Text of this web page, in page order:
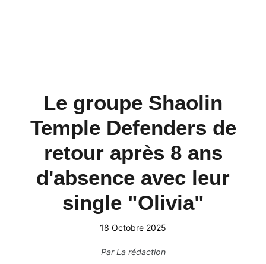
Le groupe Shaolin
Temple Defenders de
retour après 8 ans
d'absence avec leur
single "Olivia"
18 Octobre 2025
ParLa rédaction